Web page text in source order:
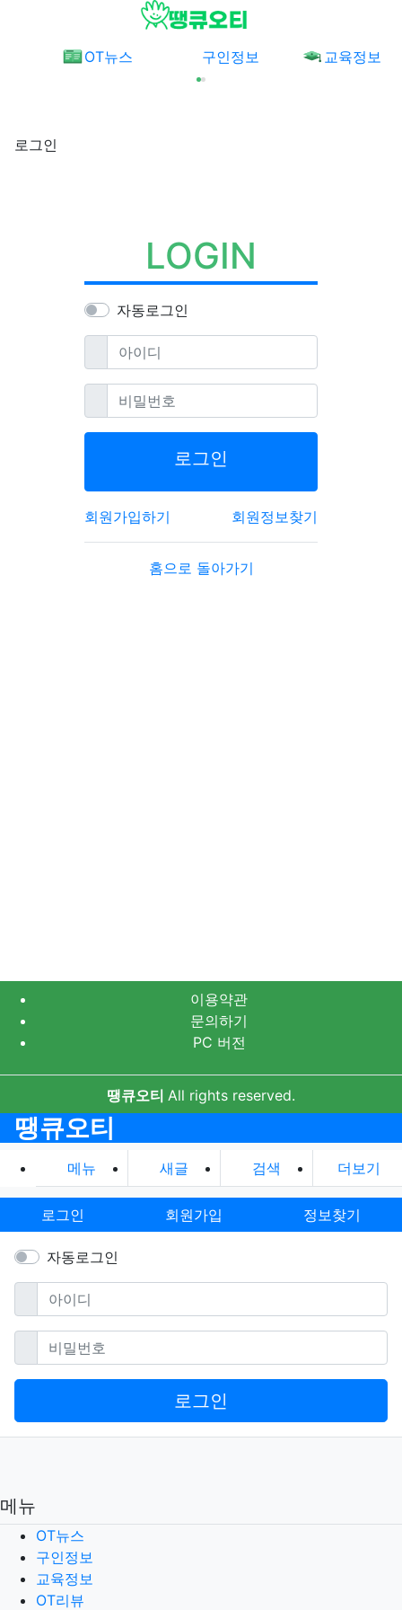
OT뉴스 구인정보 교육정보
로그인
LOGIN
자동로그인
아이디필수
비밀번호필수
로그인
회원가입하기 회원정보찾기
홈으로 돌아가기
이용약관
문의하기
PC 버전
땡큐오티 All rights reserved.
땡큐오티
메뉴 새글 검색 더보기
로그인 회원가입 정보찾기
자동로그인
아이디필수
비밀번호필수
로그인
메뉴
OT뉴스
구인정보
교육정보
OT리뷰